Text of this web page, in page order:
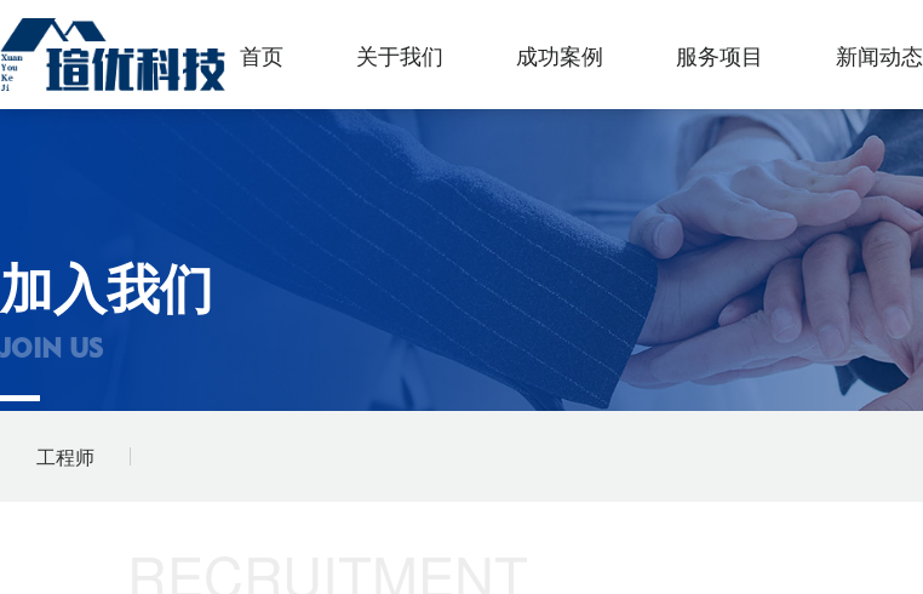
首页 关于我们 成功案例 服务项目 新闻动态
加入我们
JOIN US
工程师